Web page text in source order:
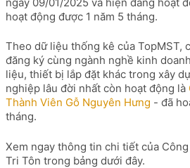
hoạt động được 1 năm 5 tháng.
Theo dữ liệu thống kê của TopMST,
đăng ký cùng ngành nghề kinh
liệu, thiết bị lắp đặt khác trong xây
nghiệp lâu đời nhất còn hoạt động là
Thành Viên Gỗ Nguyên Hưng - đã
tháng.
Xem ngay thông tin chi tiết của
Tri Tôn trong bảng dưới đây.